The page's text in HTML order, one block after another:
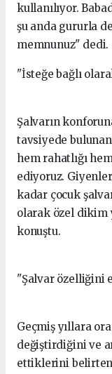
kullanılıyor.
şu anda gururla
memnunuz" dedi.
"İsteğe bağlı
Şalvarın
tavsiyede
hem rahatlığı
ediyoruz. Giyenler
kadar çocuk
olarak özel dikim
konuştu.
"Şalvar özelliğini
Geçmiş yıllara
değiştirdiğini ve
ettiklerini belirten